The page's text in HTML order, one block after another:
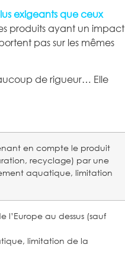
exigeants que ceux
produits ayant un impact
pas sur les mêmes
de rigueur… Elle
en compte le produit
recyclage) par une
aquatique, limitation
au dessus (sauf
limitation de la